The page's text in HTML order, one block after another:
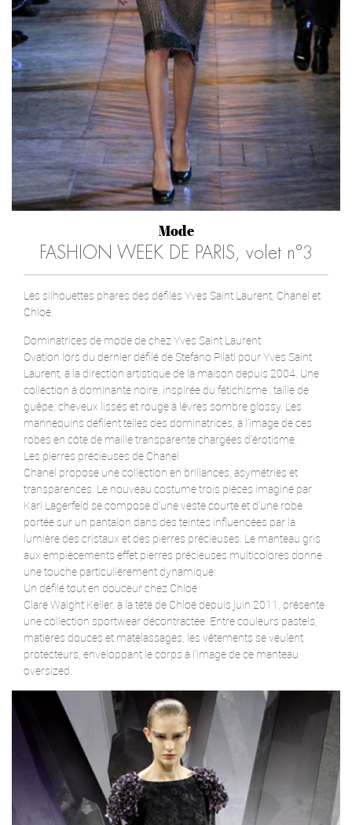
Mode
FASHION WEEK DE PARIS, volet n°3
Les silhouettes phares des défilés Yves Saint Laurent, Chanel et
Chloé.
Dominatrices de mode de chez Yves Saint Laurent
Ovation lors du dernier défilé de Stefano Pilati pour Yves Saint
Laurent, à la direction artistique de la maison depuis 2004. Une
collection à dominante noire, inspirée du fétichisme : taille de
guêpe, cheveux lissés et rouge à lèvres sombre glossy. Les
mannequins défilent telles des dominatrices, à l’image de ces
robes en côte de maille transparente chargées d’érotisme.
Les pierres précieuses de Chanel
Chanel propose une collection en brillances, asymétries et
transparences. Le nouveau costume trois pièces imaginé par
Karl Lagerfeld se compose d’une veste courte et d’une robe
portée sur un pantalon dans des teintes influencées par la
lumière des cristaux et des pierres précieuses. Le manteau gris
aux empiècements effet pierres précieuses multicolores donne
une touche particulièrement dynamique.
Un défilé tout en douceur chez Chloé
Clare Waight Keller, à la tête de Chloé depuis juin 2011, présente
une collection sportwear décontractée. Entre couleurs pastels,
matières douces et matelassages, les vêtements se veulent
protecteurs, enveloppant le corps à l’image de ce manteau
oversized.